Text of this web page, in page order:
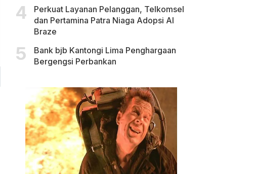
Perkuat Layanan Pelanggan, Telkomsel
dan Pertamina Patra Niaga Adopsi AI
Braze
Bank bjb Kantongi Lima Penghargaan
Bergengsi Perbankan